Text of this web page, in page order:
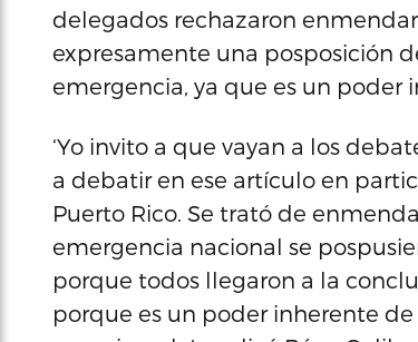
delegados rechazaron
expresamente una posposición
emergencia, ya que es un poder
‘Yo invito a que vayan a los
a debatir en ese artículo en
Puerto Rico. Se trató de
emergencia nacional se
porque todos llegaron a la
porque es un poder inherente